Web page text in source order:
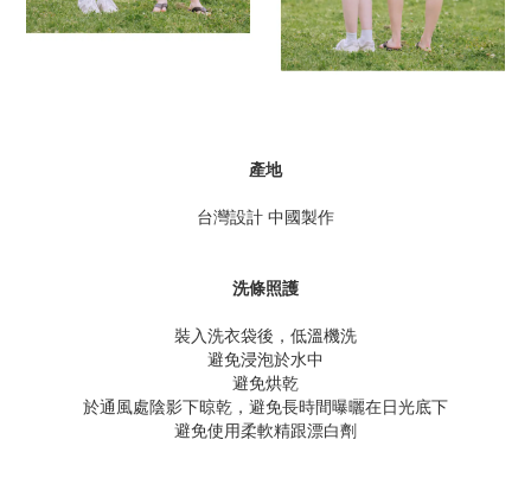
產地
台灣設計 中國製作
洗條照護
裝入洗衣袋後，低溫機洗
避免浸泡於水中
避免烘乾
於通風處陰影下晾乾，避免長時間曝曬在日光底下
避免使用柔軟精跟漂白劑